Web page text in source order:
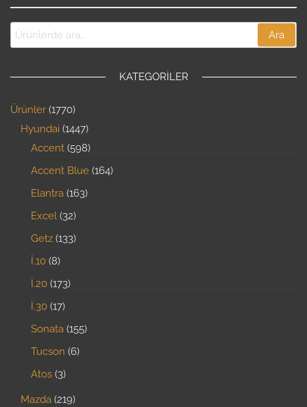
Ara
KATEGORILER
Ürünler 1770
Hyundai 1447
Accent 598
Accent Blue 164
Elantra 163
Excel 32
Getz 133
İ.10 8
İ.20 173
İ.30 17
Sonata 155
Tucson 6
Atos 3
Mazda 219